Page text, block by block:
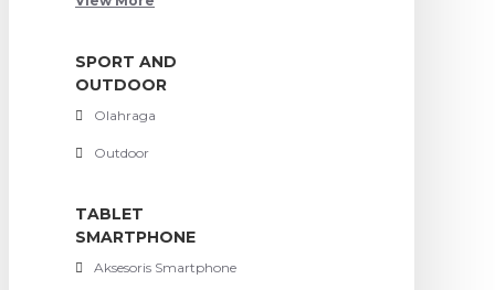
SPORT AND
OUTDOOR
Olahraga
Outdoor
TABLET
SMARTPHONE
Aksesoris Smartphone